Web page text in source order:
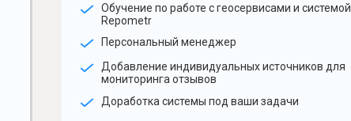
Обучение по работе с геосервисами и системой
Repometr
Персональный менеджер
Добавление индивидуальных источников для
мониторинга отзывов
Доработка системы под ваши задачи